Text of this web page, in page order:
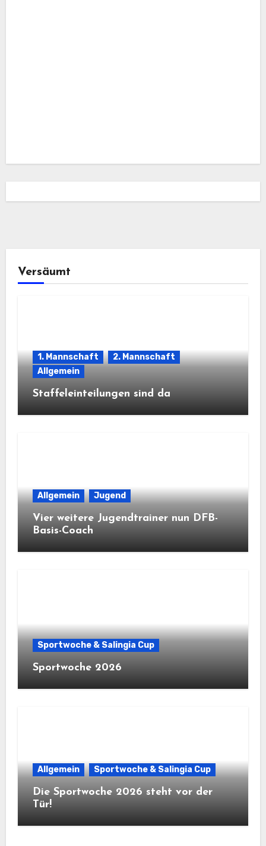
Versäumt
1. Mannschaft
2. Mannschaft
Allgemein
Staffeleinteilungen sind da
Allgemein Jugend
Vier weitere Jugendtrainer nun DFB-
Basis-Coach
Sportwoche & Salingia Cup
Sportwoche 2026
Allgemein Sportwoche & Salingia Cup
Die Sportwoche 2026 steht vor der
Tür!